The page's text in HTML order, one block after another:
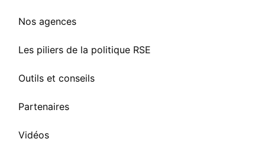
Nos agences
Les piliers de la politique RSE
Outils et conseils
Partenaires
Vidéos